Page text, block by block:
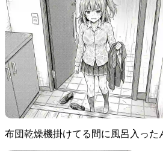
布団乾燥機掛けてる間に風呂入った